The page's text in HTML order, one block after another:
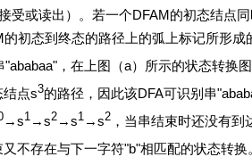
受或读出）。若一个DFAM的初态结点
的初态到终态的路径上的弧上标记所形成
，在上图（a）所示的状态转换图
点s3的路径，因此该DFA可识别串
→s1→s2→s1→s2，当串结束时还没有到
不存在与下一字符"b"相匹配的状态转换